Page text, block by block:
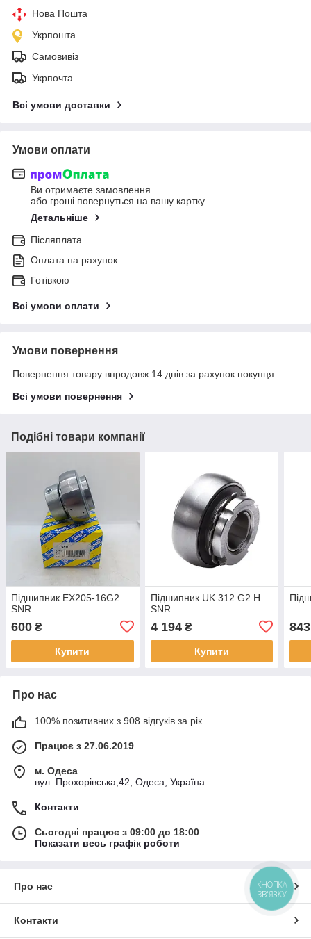
Нова Пошта
Укрпошта
Самовивіз
Укрпочта
Всі умови доставки
Умови оплати
Ви отримаєте замовлення
або гроші повернуться на вашу картку
Детальніше
Післяплата
Оплата на рахунок
Готівкою
Всі умови оплати
Умови повернення
Повернення товару впродовж 14 днів за рахунок покупця
Всі умови повернення
Подібні товари компанії
Підшипник EX205-16G2
SNR
600 ₴
Купити
Підшипник UK 312 G2 H
SNR
4 194₴
Купити
843
Про нас
100% позитивних з 908 відгуків за рік
Працює з 27.06.2019
м. Одеса
вул. Прохорівська,42, Одеса, Україна
Контакти
Сьогодні працює з 09:00 до 18:00
Показати весь графік роботи
Про нас
Контакти
КНОПКА
ЗВ'ЯЗКУ